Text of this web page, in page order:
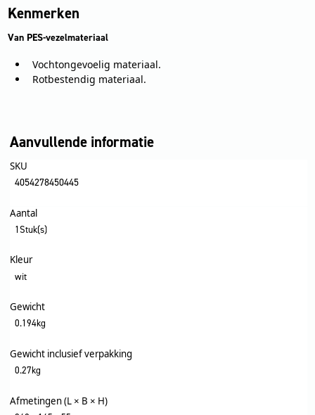
Kenmerken
Van PES-vezelmateriaal
Vochtongevoelig materiaal.
Rotbestendig materiaal.
Aanvullende informatie
SKU
4054278450445
Aantal
1Stuk(s)
Kleur
wit
Gewicht
0.194kg
Gewicht inclusief verpakking
0.27kg
Afmetingen (L × B × H)